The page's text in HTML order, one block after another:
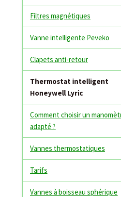
Filtres magnétiques
Vanne intelligente Peveko
Clapets anti-retour
Thermostat intelligent
Honeywell Lyric
Comment choisir un
adapté ?
Vannes thermostatiques
Tarifs
Vannes à boisseau sphérique